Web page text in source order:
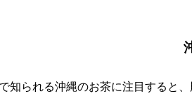
知られる沖縄のお茶に注目すると